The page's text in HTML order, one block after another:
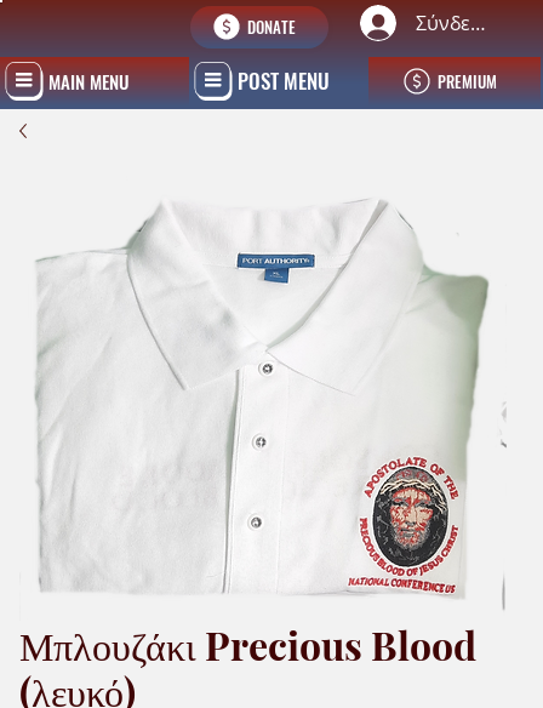
POST MENU
Σύνδεση
MAIN MENU PREMIUM
DONATE
Μπλουζάκι Precious Blood
(λευκό)